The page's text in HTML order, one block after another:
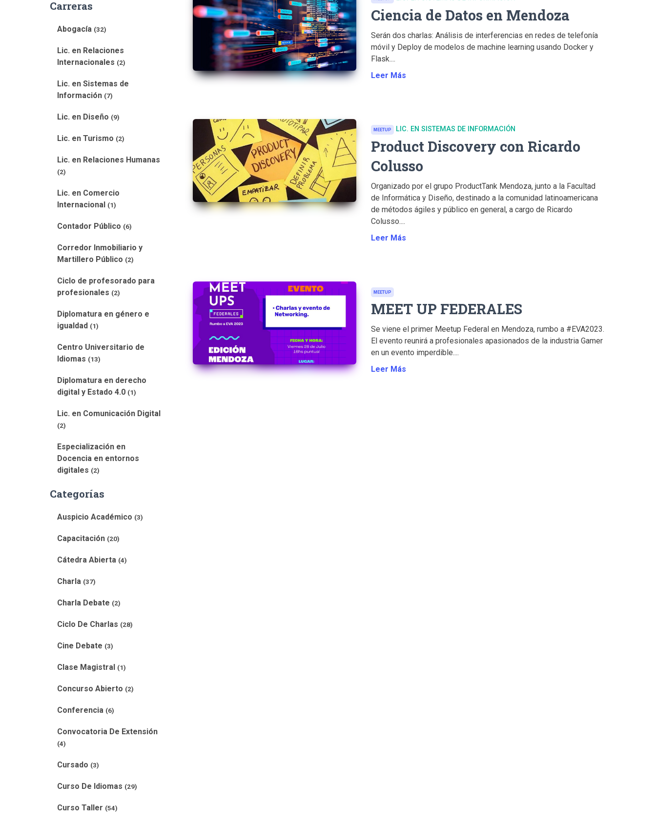
Carreras
Abogacía (32)
Lic. en Relaciones
Internacionales (2)
Lic. en Sistemas de
Información (7)
Lic. en Diseño (9)
Lic. en Turismo (2)
Lic. en Relaciones Humanas
(2)
Lic. en Comercio
Internacional (1)
Contador Público (6)
Corredor Inmobiliario y
Martillero Público (2)
Ciclo de profesorado para
profesionales (2)
Diplomatura en género e
igualdad (1)
Centro Universitario de
Idiomas (13)
Diplomatura en derecho
digital y Estado 4.0 (1)
Lic. en Comunicación Digital
(2)
Especialización en
Docencia en entornos
digitales (2)
Categorías
Auspicio Académico (3)
Capacitación (20)
Cátedra Abierta (4)
Charla (37)
Charla Debate (2)
Ciclo De Charlas (28)
Cine Debate (3)
Clase Magistral (1)
Concurso Abierto (2)
Conferencia (6)
Convocatoria De Extensión
(4)
Cursado (3)
Curso De Idiomas (29)
Curso Taller (54)
Ciencia de Datos en Mendoza
Serán dos charlas: Análisis de interferencias en redes de telefonía
móvil y Deploy de modelos de machine learning usando Docker y
Flask....
Leer Más
MEETUP LIC. EN SISTEMAS DE INFORMACIÓN
Product Discovery con Ricardo
Colusso
Organizado por el grupo ProductTank Mendoza, junto a la Facultad
de Informática y Diseño, destinado a la comunidad latinoamericana
de métodos ágiles y público en general, a cargo de Ricardo
Colusso....
Leer Más
MEETUP
MEET UP FEDERALES
Se viene el primer Meetup Federal en Mendoza, rumbo a #EVA2023.
El evento reunirá a profesionales apasionados de la industria Gamer
en un evento imperdible....
Leer Más